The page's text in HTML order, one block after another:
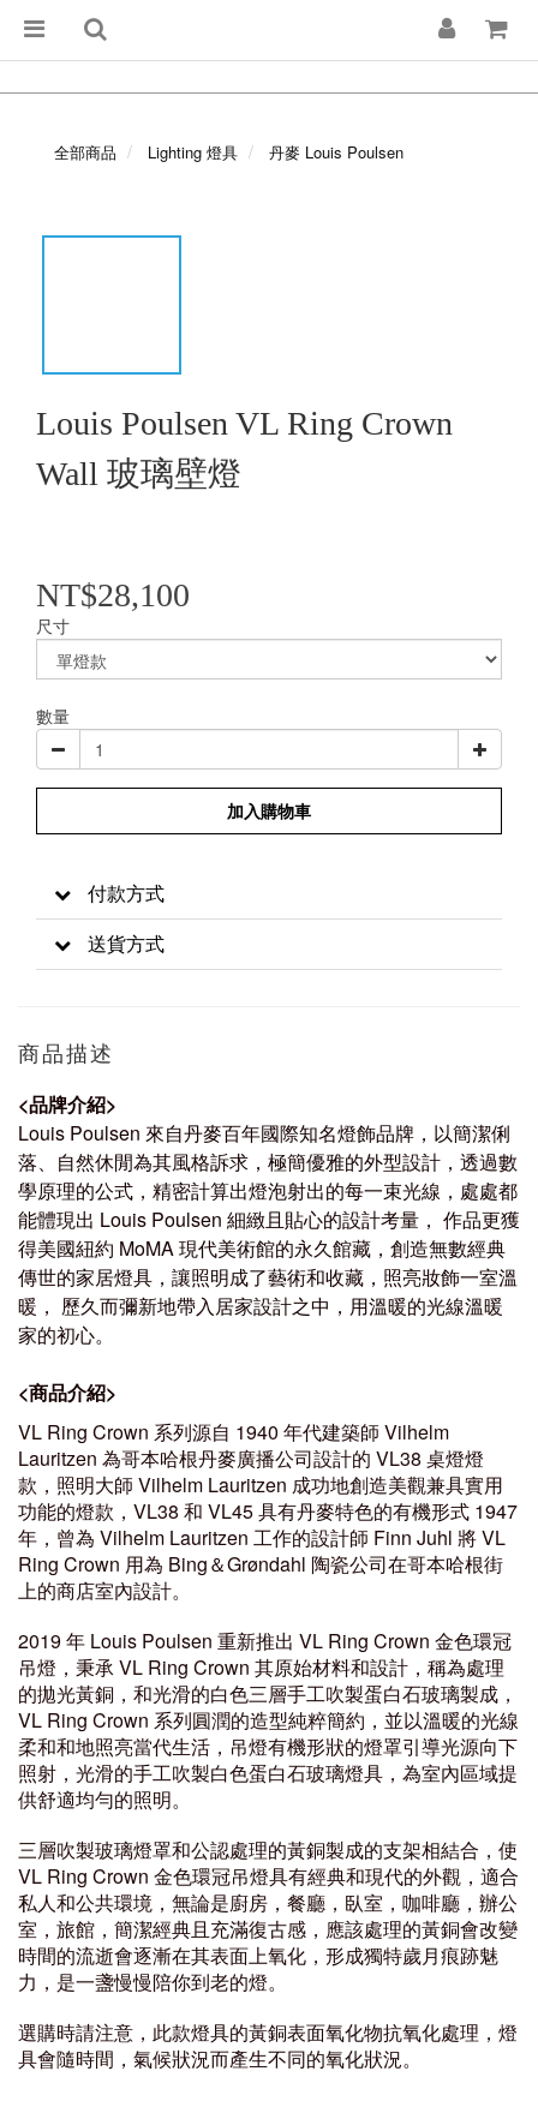
全部商品 Lighting 燈具 丹麥 Louis Poulsen
Louis Poulsen VL Ring Crown
Wall 玻璃壁燈
NT$28,100
尺寸
數量
加入購物車
付款方式
送貨方式
商品描述
<品牌介紹>
Louis Poulsen 來自丹麥百年國際知名燈飾品牌，以簡潔俐
落、自然休閒為其風格訴求，極簡優雅的外型設計，透過數
學原理的公式，精密計算出燈泡射出的每一束光線，處處都
能體現出 Louis Poulsen 細緻且貼心的設計考量， 作品更獲
得美國紐約 MoMA現代美術館的永久館藏，創造無數經典
傳世的家居燈具，讓照明成了藝術和收藏，照亮妝飾一室溫
暖， 歷久而彌新地帶入居家設計之中，用溫暖的光線溫暖
家的初心。
<商品介紹>
VL Ring Crown 系列源自 1940 年代建築師 Vilhelm
Lauritzen 為哥本哈根丹麥廣播公司設計的 VL38 桌燈燈
款，照明大師 Vilhelm Lauritzen 成功地創造美觀兼具實用
功能的燈款，VL38 和 VL45 具有丹麥特色的有機形式 1947
年，曾為 Vilhelm Lauritzen 工作的設計師 Finn Juhl 將 VL
Ring Crown 用為 Bing＆Grøndahl 陶瓷公司在哥本哈根街
上的商店室內設計。
2019 年 Louis Poulsen 重新推出 VL Ring Crown 金色環冠
吊燈，秉承 VL Ring Crown 其原始材料和設計，稱為處理
的拋光黃銅，和光滑的白色三層手工吹製蛋白石玻璃製成，
VL Ring Crown 系列圓潤的造型純粹簡約，並以溫暖的光線
柔和和地照亮當代生活，吊燈有機形狀的燈罩引導光源向下
照射，光滑的手工吹製白色蛋白石玻璃燈具，為室內區域提
供舒適均勻的照明。
三層吹製玻璃燈罩和公認處理的黃銅製成的支架相結合，使
VL Ring Crown 金色環冠吊燈具有經典和現代的外觀，適合
私人和公共環境，無論是廚房，餐廳，臥室，咖啡廳，辦公
室，旅館，簡潔經典且充滿復古感，應該處理的黃銅會改變
時間的流逝會逐漸在其表面上氧化，形成獨特歲月痕跡魅
力，是一盞慢慢陪你到老的燈。
選購時請注意，此款燈具的黃銅表面氧化物抗氧化處理，燈
具會隨時間，氣候狀況而產生不同的氧化狀況。